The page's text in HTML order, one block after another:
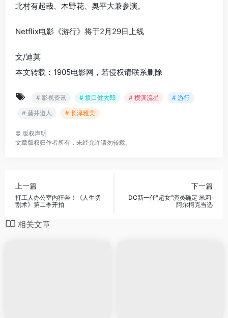
北村有起哉、木野花、奥平大兼参演。
Netflix电影《游行》将于2月29日上线
文/迪莫
本文转载：1905电影网，若侵权请联系删除
# 影视资讯 # 坂口健太郎 # 横滨流星
# 游行
# 藤井道人
# 长泽雅美
© 版权声明
文章版权归作者所有，未经允许请勿转载。
上一篇
打工人办公室内狂奔！《人生切
割术》第二季开拍
下一篇
DC新一任“超女”演员确定 米莉·
阿尔柯克当选
相关文章